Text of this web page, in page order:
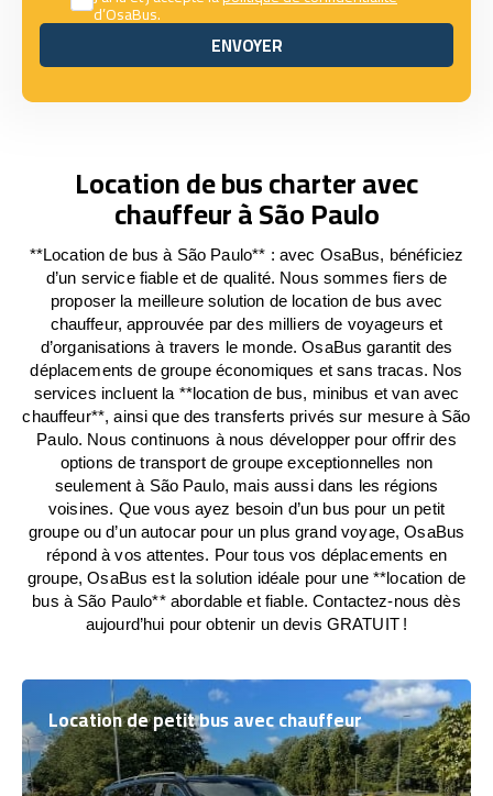
d’OsaBus.
ENVOYER
ENVOYER
Location de bus charter avec
chauffeur à São Paulo
**Location de bus à São Paulo** : avec OsaBus, bénéficiez
d’un service fiable et de qualité. Nous sommes fiers de
proposer la meilleure solution de location de bus avec
chauffeur, approuvée par des milliers de voyageurs et
d’organisations à travers le monde. OsaBus garantit des
déplacements de groupe économiques et sans tracas. Nos
services incluent la **location de bus, minibus et van avec
chauffeur**, ainsi que des transferts privés sur mesure à São
Paulo. Nous continuons à nous développer pour offrir des
options de transport de groupe exceptionnelles non
seulement à São Paulo, mais aussi dans les régions
voisines. Que vous ayez besoin d’un bus pour un petit
groupe ou d’un autocar pour un plus grand voyage, OsaBus
répond à vos attentes. Pour tous vos déplacements en
groupe, OsaBus est la solution idéale pour une **location de
bus à São Paulo** abordable et fiable. Contactez-nous dès
aujourd’hui pour obtenir un devis GRATUIT !
Location de petit bus avec chauffeur